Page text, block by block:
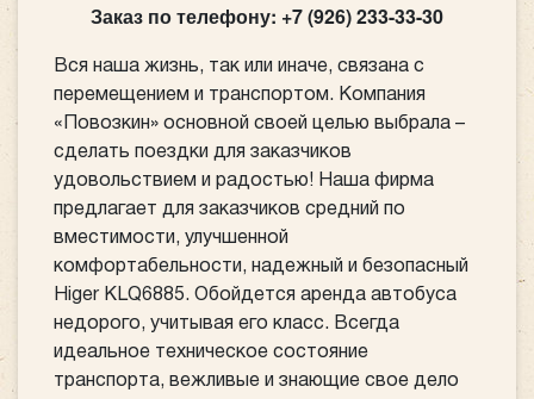
Заказ по телефону: +7 (926) 233-33-30
Вся наша жизнь, так или иначе, связана с
перемещением и транспортом. Компания
«Повозкин» основной своей целью выбрала –
сделать поездки для заказчиков
удовольствием и радостью! Наша фирма
предлагает для заказчиков средний по
вместимости, улучшенной
комфортабельности, надежный и безопасный
Higer KLQ6885. Обойдется аренда автобуса
недорого, учитывая его класс. Всегда
идеальное техническое состояние
транспорта, вежливые и знающие свое дело